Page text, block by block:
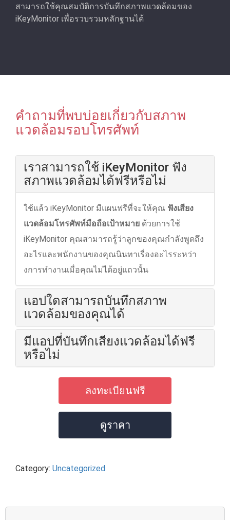
สามารถใช้คุณสมบัติการบันทึกสภาพแวดล้อมของ
iKeyMonitor เพื่อรวบรวมหลักฐานได้
คําถามที่พบบ่อยเกี่ยวกับสภาพ
แวดล้อมรอบโทรศัพท์
เราสามารถใช้ iKeyMonitor ฟัง
สภาพแวดล้อมได้ฟรีหรือไม่
ใช้แล้ว iKeyMonitor มีแผนฟรีที่จะให้คุณ ฟังเสียง
แวดล้อมโทรศัพท์มือถือเป้าหมาย ด้วยการใช้
iKeyMonitor คุณสามารถรู้ว่าลูกของคุณกําลังพูดถึง
อะไรและพนักงานของคุณนินทาเรื่องอะไรระหว่า
งการทํางานเมื่อคุณไม่ได้อยู่แถวนั้น
แอปใดสามารถบันทึกสภาพ
แวดล้อมของคุณได้
มีแอปที่บันทึกเสียงแวดล้อมได้ฟรี
หรือไม่
ลงทะเบียนฟรี
ดูราคา
Category: Uncategorized